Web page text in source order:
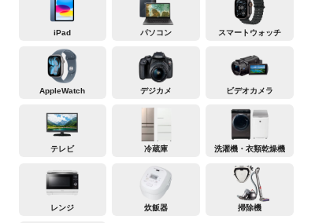
iPad パソコン スマートウォッチ
AppleWatch デジカメ ビデオカメラ
テレビ 冷蔵庫 洗濯機・衣類乾燥機
レンジ 炊飯器 掃除機